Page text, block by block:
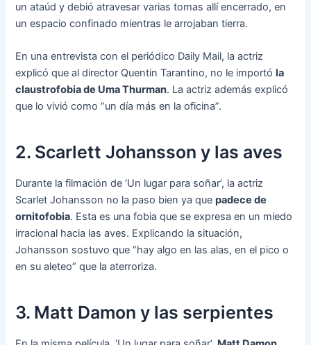
un ataúd y debió atravesar varias tomas allí encerrado, en
un espacio confinado mientras le arrojaban tierra.
En una entrevista con el periódico Daily Mail, la actriz
explicó que al director Quentin Tarantino, no le importó la
claustrofobia de Uma Thurman. La actriz además explicó
que lo vivió como “un día más en la oficina”.
2. Scarlett Johansson y las aves
Durante la filmación de ‘Un lugar para soñar’, la actriz
Scarlet Johansson no la paso bien ya quepadece de
ornitofobia. Esta es una fobia que se expresa en un miedo
irracional hacia las aves. Explicando la situación,
Johansson sostuvo que “hay algo en las alas, en el pico o
en su aleteo” que la aterroriza.
3. Matt Damon y las serpientes